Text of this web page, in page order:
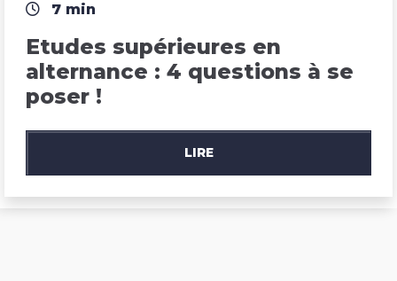
7 min
Etudes supérieures en
alternance : 4 questions à se
poser !
LIRE